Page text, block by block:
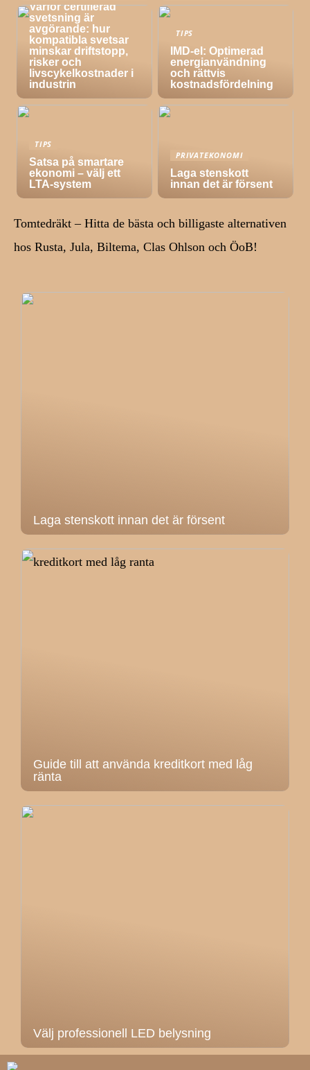
Varför certifierad
svetsning är
avgörande: hur
kompatibla svetsar
minskar driftstopp,
risker och
livscykelkostnader i
industrin
TIPS
IMD-el: Optimerad
energianvändning
och rättvis
kostnadsfördelning
TIPS
Satsa på smartare
ekonomi – välj ett
LTA-system
PRIVATEKONOMI
Laga stenskott
innan det är försent
Tomtedräkt – Hitta de bästa och billigaste alternativen
hos Rusta, Jula, Biltema, Clas Ohlson och ÖoB!
Laga stenskott innan det är försent
Guide till att använda kreditkort med låg
ränta
Välj professionell LED belysning